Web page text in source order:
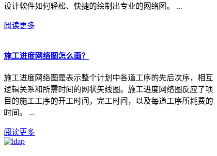
设计软件如何轻松、快捷的绘制出专业的网络图。 ...
阅读更多
施工进度网络图怎么画？
施工进度网络图是表示整个计划中各道工序的先后次序，相互
逻辑关系和所需时间的网状矢线图。施工进度网络图反应了项
目的施工工序的开工时间，完工时间，以及每道工序所耗费的
时间。 ...
阅读更多